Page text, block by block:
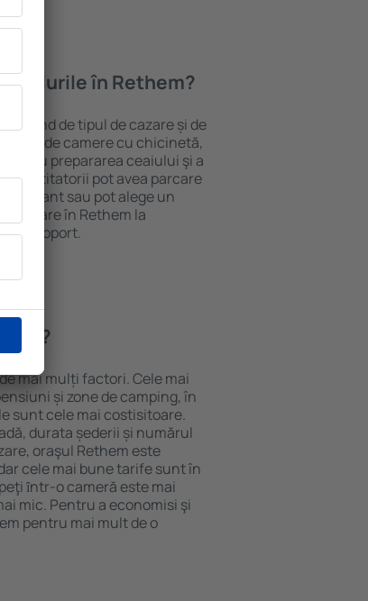
în Rethem?
depind de tipul de cazare și de
de camere cu chicinetă,
prepararea ceaiului şi a
Vizitatorii pot avea parcare
sau pot alege un
cazare în Rethem la
la aeroport.
mai mulți factori. Cele mai
și zone de camping, în
sunt cele mai costisitoare.
durata șederii și numărul
oraşul Rethem este
cele mai bune tarife sunt în
ȋntr-o cameră este mai
mic. Pentru a economisi şi
pentru mai mult de o